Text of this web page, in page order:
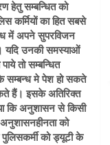
हेतु सम्बन्धित को
कर्मियों का हित सबसे
में अपने सुपरविजन
यदि उनकी समस्याओं
तो सम्बन्धित
सम्बन्ध मे पेश हो सकते
हैं। इसके अतिरिक्त
कि अनुशासन से किसी
अनुशासनहीनता को
पुलिसकर्मी को ड्यूटी के